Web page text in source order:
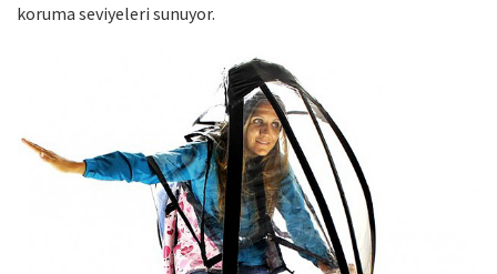
koruma seviyeleri sunuyor.